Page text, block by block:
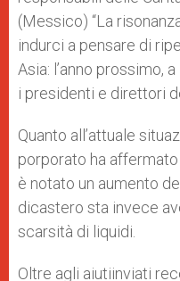
(Messico) “La
indurci a pensare di
Asia: l’anno prossimo,
i presidenti e direttori
Quanto all’attuale
porporato ha
è notato un aumento
dicastero sta invece
scarsità di liquidi.
Oltre agli aiutiinviati